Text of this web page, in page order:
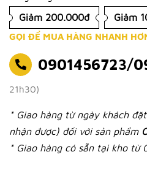
Giảm 200.000đ Giảm
GỌI ĐỂ MUA HÀNG NHANH
0901456723/
21h30)
* Giao hàng từ ngày khách
nhận được) đối với sản phẩm
* Giao hàng có sẵn tại kho từ